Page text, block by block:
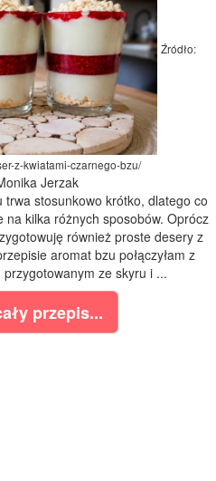
Źródło:
z-kwiatami-czarnego-bzu/
Jerzak
stosunkowo krótko, dlatego co
kilka różnych sposobów. Oprócz
również proste desery z
aromat bzu połączyłam z
ze skyru i ...
przepis...